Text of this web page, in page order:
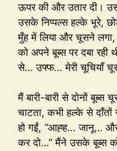
ऊपर की और उतार दी।
उसके निप्पल्स हल्के भूरे,
मुँह में लिया और चूसने लगा,
को अपने बूब्स पर दबा
से… उफ्फ… मेरी चूचियाँ
मैं बारी-बारी से दोनों
चाटता, कभी हल्के से
हो गईं, “आह्ह… जानू…
कर दो…” मैंने उसके बूब्स